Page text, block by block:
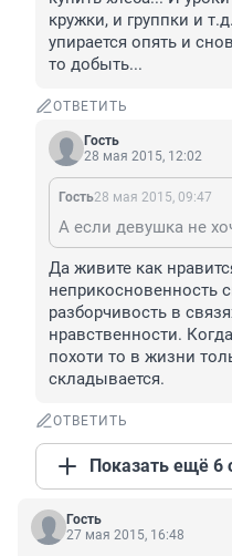
кружки, и группки и
упирается опять и
то добыть...
ОТВЕТИТЬ
Гость
28 мая 2015, 12:02
Гость28 мая 2015, 09:47
Да живите как
неприкосновенность
разборчивость в
нравственности.
похоти то в жизни
складывается.
ОТВЕТИТЬ
Показать ещё 6
Гость
27 мая 2015, 16:48